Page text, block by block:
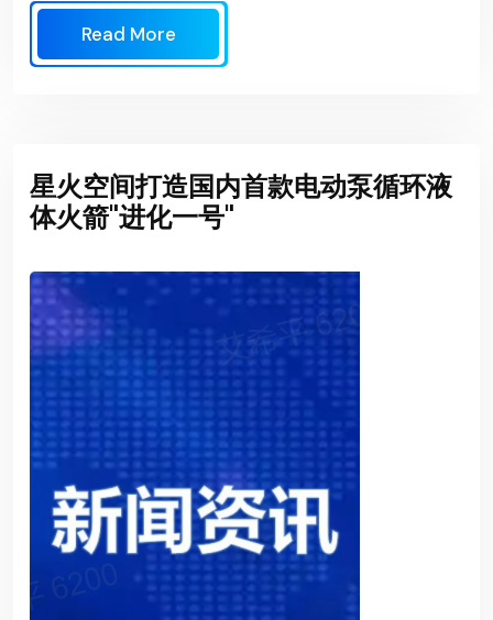
Read More
星火空间打造国内首款电动泵循环液
体火箭"进化一号"